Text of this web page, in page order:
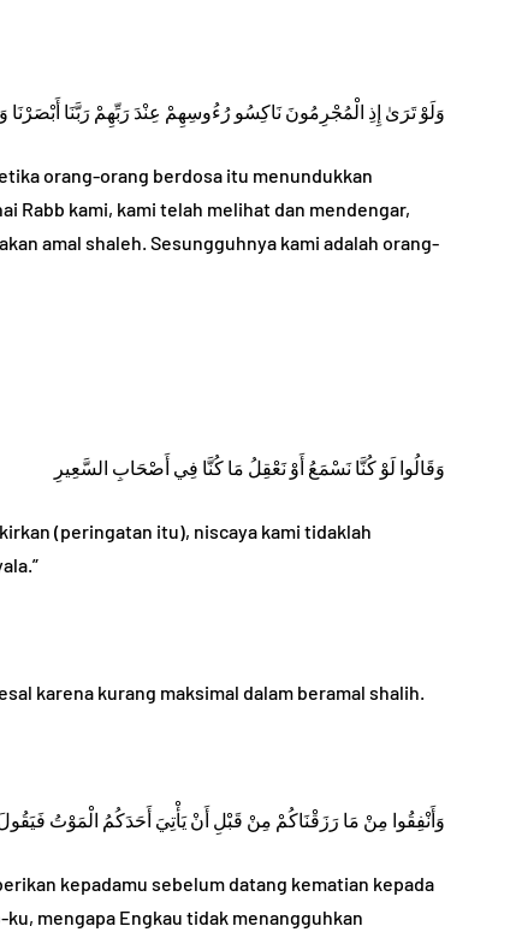
وَلَوْ تَرَىٰ إِذِ الْمُجْرِمُونَ نَاكِسُو رُءُوسِهِمْ عِنْدَ رَبِّهِمْ رَبَّنَا أَبْصَرْنَا
orang-orang berdosa itu menundukkan
Rabb kami, kami telah melihat dan mendengar,
amal shaleh. Sesungguhnya kami adalah orang-
وَقَالُوا لَوْ كُنَّا نَسْمَعُ أَوْ نَعْقِلُ مَا كُنَّا فِي أَصْحَابِ السَّعِيرِ
(peringatan itu), niscaya kami tidaklah
karena kurang maksimal dalam beramal shalih.
وَأَنْفِقُوا مِنْ مَا رَزَقْنَاكُمْ مِنْ قَبْلِ أَنْ يَأْتِيَ أَحَدَكُمُ الْمَوْتُ
kepadamu sebelum datang kematian kepada
ku, mengapa Engkau tidak menangguhkan